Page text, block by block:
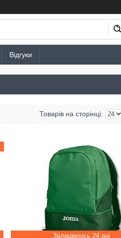
Відгуки
Залишилось 24 дні